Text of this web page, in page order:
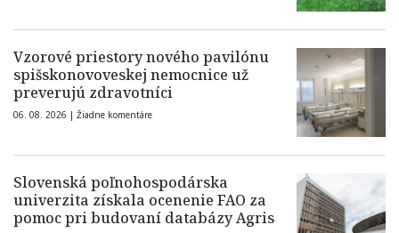
Vzorové priestory nového pavilónu
spišskonovoveskej nemocnice už
preverujú zdravotníci
06. 08. 2026 | Žiadne komentáre
Slovenská poľnohospodárska
univerzita získala ocenenie FAO za
pomoc pri budovaní databázy Agris